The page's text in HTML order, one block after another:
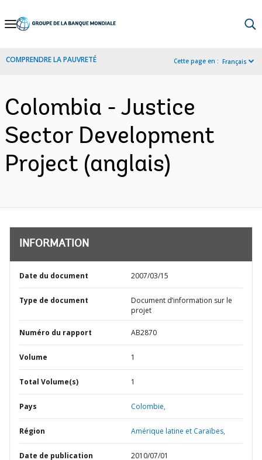
Skip
Navigation
COMPRENDRE LA PAUVRETÉ Cette page en : Français
Colombia - Justice
Sector Development
Project (anglais)
INFORMATION
Date du document 2007/03/15
Type de document
Document d’information sur le
projet
Numéro du rapport AB2870
Volume 1
Total Volume(s) 1
Pays Colombie,
Région Amérique latine et Caraïbes,
Date de publication 2010/07/01